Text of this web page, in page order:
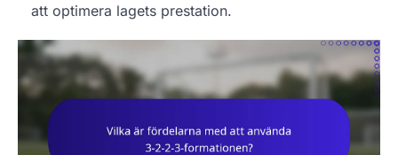
att optimera lagets prestation.